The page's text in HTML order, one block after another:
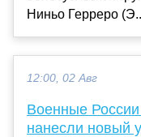
Ниньо Герреро
12:00, 02 Авг
Военные России
нанесли новый